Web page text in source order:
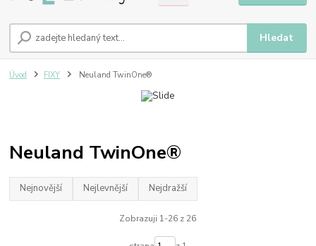
Hledat
Úvod FIXY Neuland TwinOne®
Neuland TwinOne®
Nejnovější Nejlevnější Nejdražší
Zobrazuji 1-26 z 26